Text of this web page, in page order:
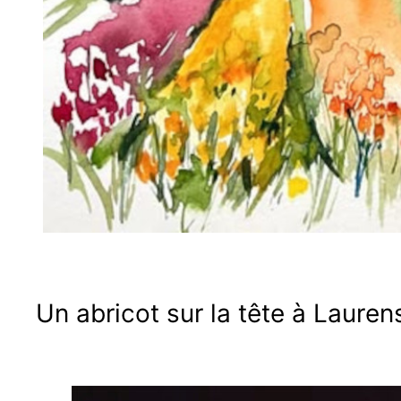
Un abricot sur la tête à